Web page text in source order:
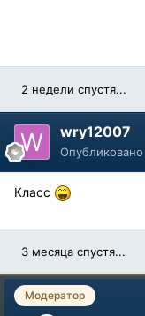
2 недели спустя...
wry12007
Опубликовано
Класс
3 месяца спустя...
Модератор